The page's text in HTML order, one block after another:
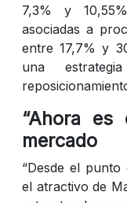
7,3% y
asociadas a
entre 17,7% y
una
“Ahora es
mercado
“Desde el
el atractivo de